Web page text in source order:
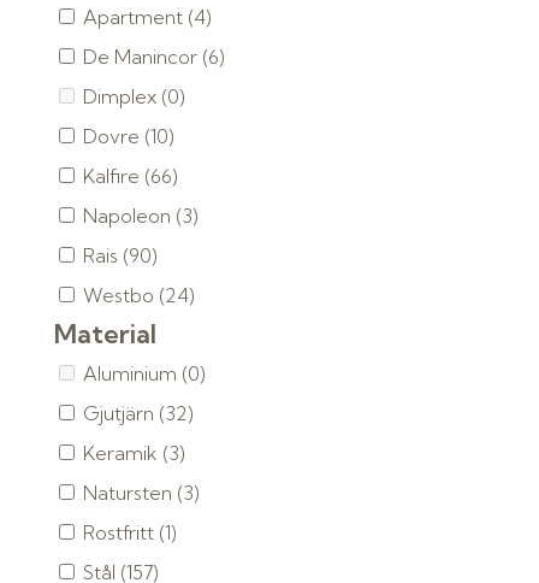
Apartment (4)
De Manincor (6)
Dimplex (0)
Dovre (10)
Kalfire (66)
Napoleon (3)
Rais (90)
Westbo (24)
Material
Aluminium (0)
Gjutjärn (32)
Keramik (3)
Natursten (3)
Rostfritt (1)
Stål (157)